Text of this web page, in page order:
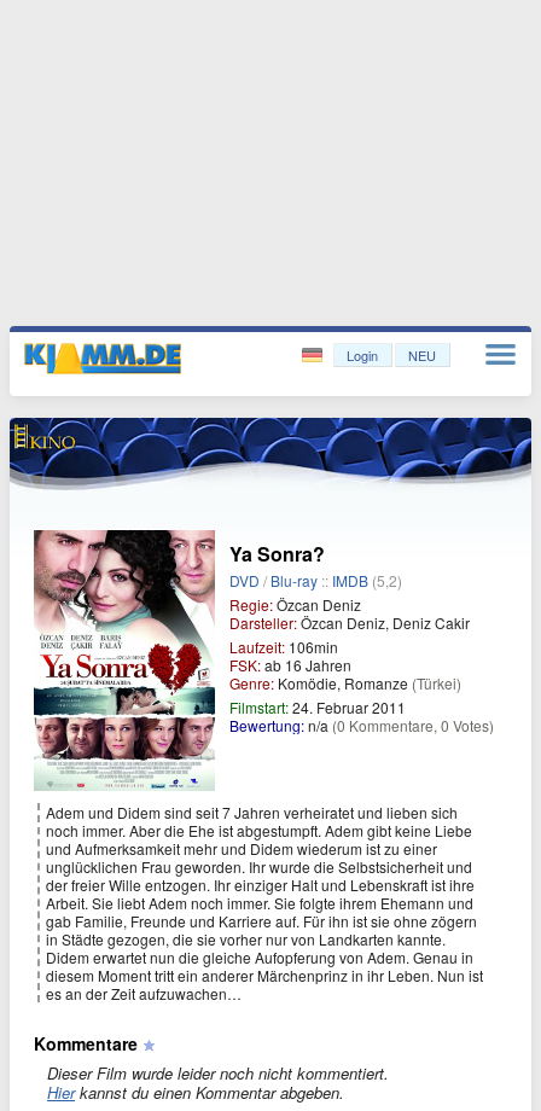
Login NEU
Ya Sonra?
DVD /Blu-ray :: IMDB (5,2)
Regie:Özcan Deniz
Darsteller:Özcan Deniz, Deniz Cakir
Laufzeit: 106min
FSK:ab 16 Jahren
Genre: Komödie, Romanze (Türkei)
Filmstart:24. Februar 2011
Bewertung:n/a (0 Kommentare, 0 Votes)
Adem und Didem sind seit 7 Jahren verheiratet und lieben sich
noch immer. Aber die Ehe ist abgestumpft. Adem gibt keine Liebe
und Aufmerksamkeit mehr und Didem wiederum ist zu einer
unglücklichen Frau geworden. Ihr wurde die Selbstsicherheit und
der freier Wille entzogen. Ihr einziger Halt und Lebenskraft ist ihre
Arbeit. Sie liebt Adem noch immer. Sie folgte ihrem Ehemann und
gab Familie, Freunde und Karriere auf. Für ihn ist sie ohne zögern
in Städte gezogen, die sie vorher nur von Landkarten kannte.
Didem erwartet nun die gleiche Aufopferung von Adem. Genau in
diesem Moment tritt ein anderer Märchenprinz in ihr Leben. Nun ist
es an der Zeit aufzuwachen…
Kommentare
Dieser Film wurde leider noch nicht kommentiert.
Hierkannst du einen Kommentar abgeben.